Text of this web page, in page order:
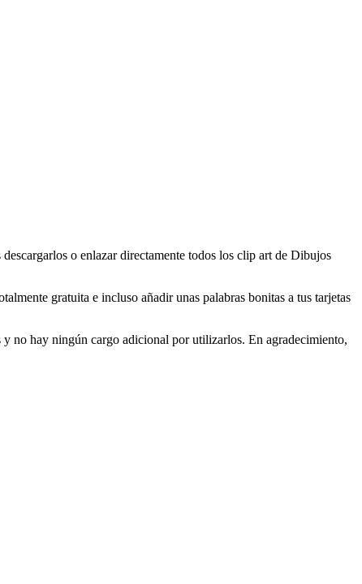
o enlazar directamente todos los clip art de Dibujos
gratuita e incluso añadir unas palabras bonitas a tus tarjetas
no hay ningún cargo adicional por utilizarlos. En agradecimiento,